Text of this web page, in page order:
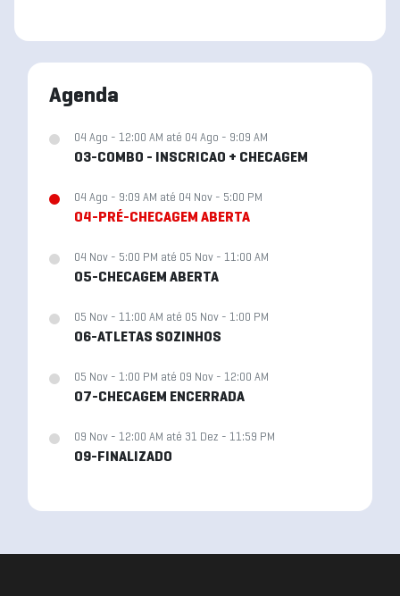
Agenda
04 Ago - 12:00 AM até 04 Ago - 9:09 AM
03-COMBO - INSCRICAO + CHECAGEM
04 Ago - 9:09 AM até 04 Nov - 5:00 PM
04-PRÉ-CHECAGEM ABERTA
04 Nov - 5:00 PM até 05 Nov - 11:00 AM
05-CHECAGEM ABERTA
05 Nov - 11:00 AM até 05 Nov - 1:00 PM
06-ATLETAS SOZINHOS
05 Nov - 1:00 PM até 09 Nov - 12:00 AM
07-CHECAGEM ENCERRADA
09 Nov - 12:00 AM até 31 Dez - 11:59 PM
09-FINALIZADO